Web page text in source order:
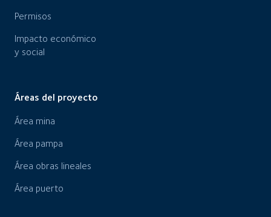
Permisos
Impacto económico
y social
Áreas del proyecto
Área mina
Área pampa
Área obras lineales
Área puerto